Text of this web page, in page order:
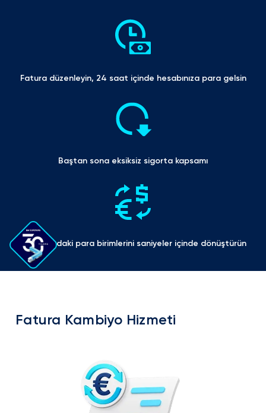
Fatura düzenleyin, 24 saat içinde hesabınıza para gelsin
Baştan sona eksiksiz sigorta kapsamı
Faturalardaki para birimlerini saniyeler içinde dönüştürün
Fatura Kambiyo Hizmeti